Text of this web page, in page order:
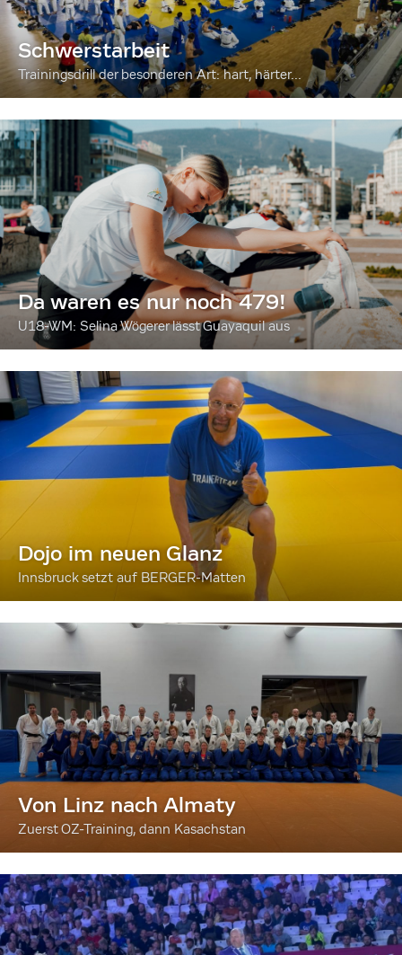
Schwerstarbeit
Trainingsdrill der besonderen Art: hart, härter...
Da waren es nur noch 479!
U18-WM: Selina Wögerer lässt Guayaquil aus
Dojo im neuen Glanz
Innsbruck setzt auf BERGER-Matten
Von Linz nach Almaty
Zuerst OZ-Training, dann Kasachstan